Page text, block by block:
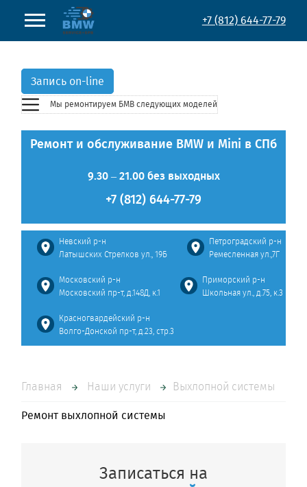
Запись on-line
Мы ремонтируем БМВследующих моделей
Ремонт и обслуживание BMW и Mini в СПб
9.30 – 21.00 без выходных
+7 (812) 644-77-79
Невский р-н
Латышских Стрелков ул., 19Б
Петроградский р-н
Ремесленная ул.,7Г
Московский р-н
Московский пр-т, д.148Д, к.1
Приморский р-н
Школьная ул., д.75, к.3
Красногвардейский р-н
Волго-Донской пр-т, д.23, стр.3
+7 (812) 644-77-79
Главная Наши услуги Выхлопной системы
Ремонт выхлопной системы
Записаться на